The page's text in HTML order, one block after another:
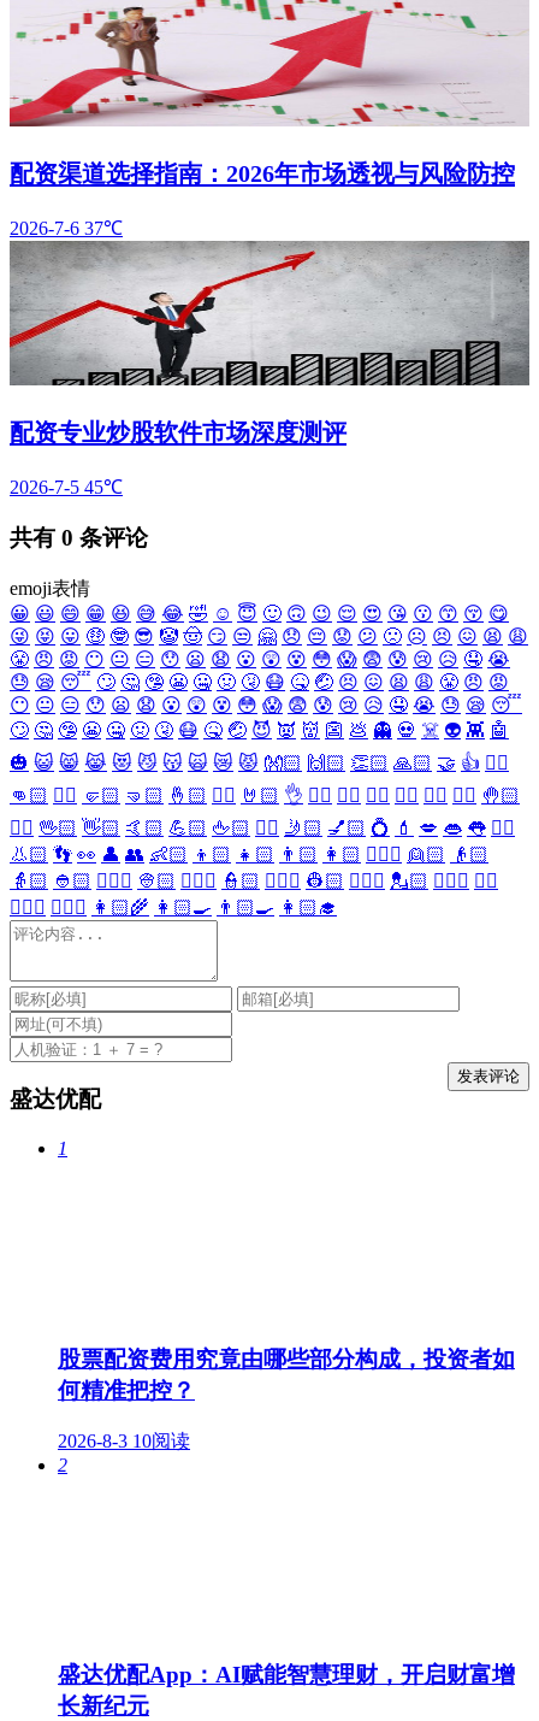
配资渠道选择指南：2026年市场透视与风险防控
2026-7-6 37℃
配资专业炒股软件市场深度测评
2026-7-5 45℃
共有 0 条评论
emoji表情
😀 😃 😄 😁 😆 😅 😂 🤣 ☺️ 😇 🙂 🙃 😉 😌 😍 😘 😗 😙 😚 😋
😜 😝 😛 🤑 🤓 😎 🤡 🤠 😏 😒 🤗 😞 😔 😟 😕 🙁 ☹️ 😣 😖 😫 😩
😤 😠 😡 😶 😐 😑 😯 😦 😧 😮 😲 😵 😳 😱 😨 😰 😢 😥 🤤 😭
😓 😪 😴 🙄 🤔 🤥 😬 🤐 🤢 🤧 😷 🤒 🤕 😣 😖 😫 😩 😤 😠 😡
😶 😐 😑 😯 😦 😧 😮 😲 😵 😳 😱 😨 😰 😢 😥 🤤 😭 😓 😪 😴
🙄 🤔 🤥 😬 🤐 🤢 🤧 😷 🤒 🤕 😈 👿 👹 👺 💩 👻 💀 ☠️ 👽 👾 🤖
🎃 😺 😸 😹 😻 😼 😽 🙀 😿 😾 👐🏻 🙌🏻 👏🏻 🙏🏻 🤝 👍 👎🏻
👊🏻 ✊🏻 🤛🏻 🤜🏻 🤞🏻 ✌🏻 🤘🏻 👌 👈🏻 👉🏻 👆🏻 👇🏻 ☝🏻 ✋🏻 🤚🏻
🖐🏻 🖖🏻 👋🏻 🤙🏻 💪🏻 🖕🏻 ✍🏻 🤳🏻 💅🏻 💍 💄 💋 👄 👅 👂🏻
👃🏻 👣 👀 👤 👥 👶🏻 👦🏻 👧🏻 👨🏻 👩🏻 👱🏻‍♀️ 👱🏻
👴🏻
👵🏻 👲🏻 👳🏻‍♀️ 👳🏻 👮🏻‍♀️ 👮🏻 👷🏻‍♀️ 👷🏻 💂🏻‍♀️ 💂🏻 🕵🏻‍♀️ 🕵🏻
👩🏻‍⚕️ 👨🏻‍⚕️ 👩🏻‍🌾 👩🏻‍🍳 👨🏻‍🍳 👩🏻‍🎓
盛达优配
1
股票配资费用究竟由哪些部分构成，投资者如
何精准把控？
2026-8-3 10阅读
2
盛达优配App：AI赋能智慧理财，开启财富增
长新纪元